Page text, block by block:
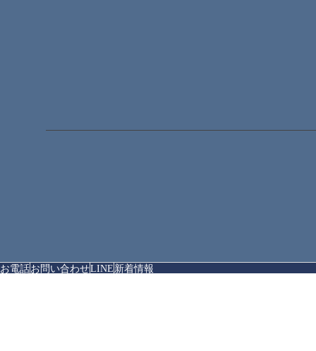
お電話お問い合わせLINE 新着情報